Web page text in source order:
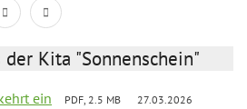
Kita "Sonnenschein"
ein PDF, 2.5 MB 27.03.2026